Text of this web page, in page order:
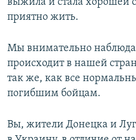
приятно жить.
Мы внимательно
происходит в нашей
так же, как все
погибшим бойцам.
Вы, жители Донецка и